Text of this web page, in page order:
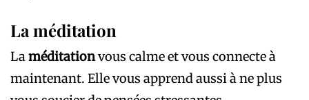
La méditation
Laméditationvous calme et vous connecte à
maintenant. Elle vous apprend aussi à ne plus